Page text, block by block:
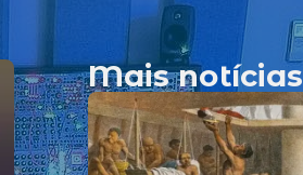
Mais notícias